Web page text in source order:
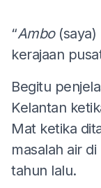
“Ambo(saya)
kerajaan
Begitu
Kelantan
Mat ketika
masalah air
tahun lalu.